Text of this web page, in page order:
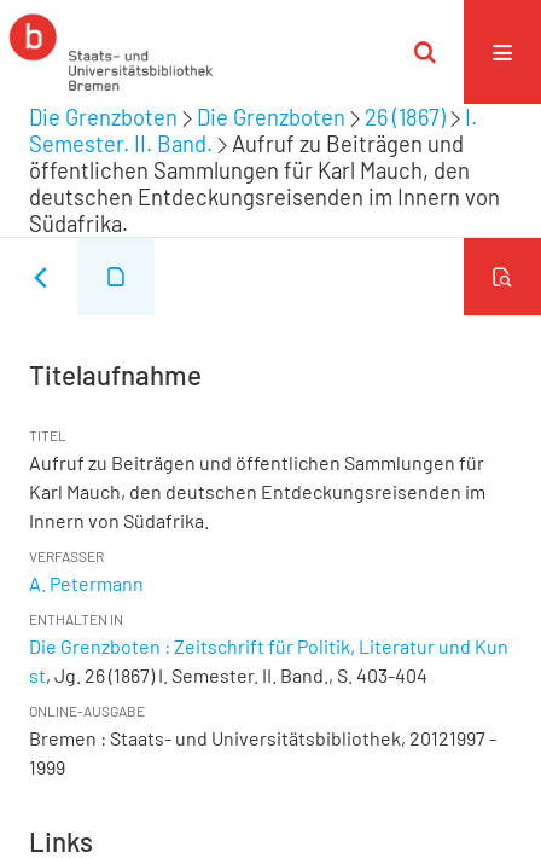
Die Grenzboten Die Grenzboten 26 (1867)
I.
Semester. II. Band.
Aufruf zu Beiträgen und
öffentlichen Sammlungen für Karl Mauch, den
deutschen Entdeckungsreisenden im Innern von
Südafrika.
Titelaufnahme
TITEL
Aufruf zu Beiträgen und öffentlichen Sammlungen für
Karl Mauch, den deutschen Entdeckungsreisenden im
Innern von Südafrika.
VERFASSER
A. Petermann
ENTHALTEN IN
Die Grenzboten : Zeitschrift für Politik, Literatur und Kun
st, Jg. 26 (1867) I. Semester. II. Band., S. 403-404
ONLINE-AUSGABE
Bremen : Staats- und Universitätsbibliothek, 20121997 -
1999
Links